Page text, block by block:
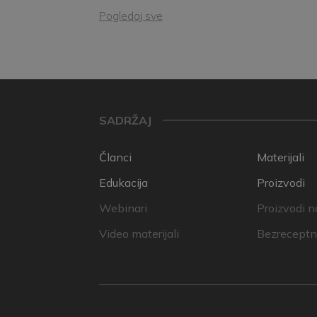
Pogledaj sve
SADRŽAJ
Članci
Edukacija
Webinari
Video materijali
Materijali
Proizvodi
Proizvodi